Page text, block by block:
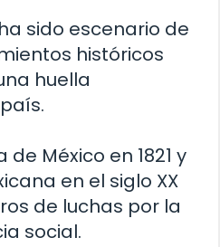
sido escenario de
históricos
huella
México en 1821 y
en el siglo XX
de luchas por la
social.